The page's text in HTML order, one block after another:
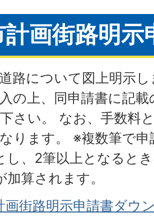
画街路明示
路について図上明示
の上、同申請書に記
さい。 なお、手数料
ります。 ※複数筆で
し、2筆以上となると
加算されます。
画街路明示申請書ダウ